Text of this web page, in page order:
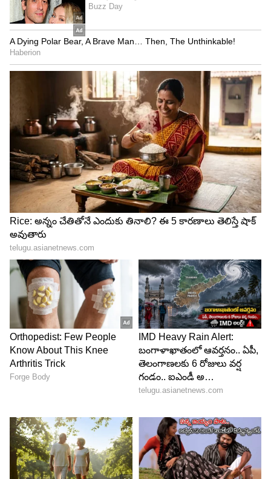
Image Credit : Asianet News
అయితే గాంభీర ఫ్యామిలీ మన ఇండియా నుంచి జపాన్‌
యుద్ధానికి వెళ్లడం, అక్కడే సెటిల్‌ కావడం, గాంభీరం అక్కడ
స్థానికంగా సమురాయ్‌గా ఎదగడం, అక్కడి పోలీసుల నుంచి
ఇతర సమురాయ్స్ నుంచి ప్రమాదం పొంచి ఉండటం,
వాళ్లని ఎదుర్కొని, పోలీసుల నుంచి తప్పించుకొని గోల్డ్ ని
తీసుకొని ఇండియాకి రావడం అనే కథాంశంతో ఈ మూవీ
సాగుతుందని తెలుస్తోంది. అయితే ఓజీ 2 మెయిన్‌గా
జపాన్‌లో జరిగిన సంఘటనల ఆధారంగా రూపొందుతుందని
ఈ వీడియోలో చూపించిన విజువల్స్ ని బట్టి
అర్థమవుతుంది. గాంభీర ఓజీగా ఎలా మారడనేది ఇందులో
చూపించబోతున్నట్టు తెలుస్తోంది.
5
5